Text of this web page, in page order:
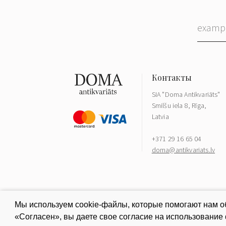
SIA "Doma Antikvariāts"
Smilšu iela 8, Rīga,
Latvia
+371 29 16 65 04
doma@antikvariats.lv
Мы используем cookie-файлы, которые помогают нам
«Согласен», вы даете свое согласие на